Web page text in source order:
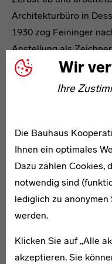
Wir
Ihre
Die Bauhaus
Ihnen ein optimales
Dazu zählen Cookies,
notwendig sind
lediglich zu
werden.
Klicken Sie auf „Alle
akzeptieren. Sie
Architekturbüro in
1930 zog Feininger
Anstellung als
die Stelle aber
Wirtschaftslage bald
Walter Gropius nahm
Pariser
war amerikanischer
bald die
nach Stockholm und
Schwedin Gertrud
Bauhaus in Dessau
Grafikdesign studiert
stattdessen erregte